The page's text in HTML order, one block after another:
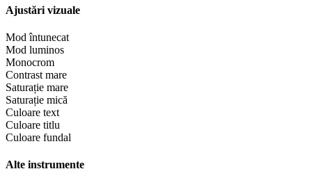
Ajustări vizuale
Mod întunecat
Mod luminos
Monocrom
Contrast mare
Saturație mare
Saturație mică
Culoare text
Culoare titlu
Culoare fundal
Alte instrumente